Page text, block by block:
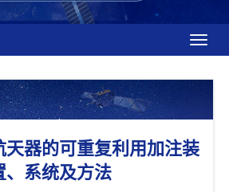
T
o
g
g
n
天器的可重复利用加注装
、系统及方法